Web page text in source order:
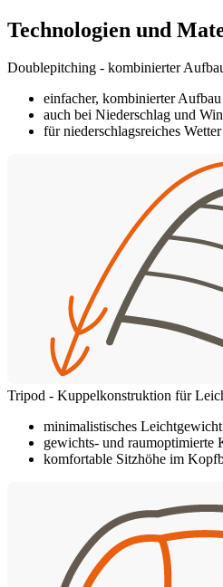
Technologien und
Doublepitching - kombinierter
einfacher, kombinierter
auch bei Niederschlag und
für niederschlagsreiches
Tripod - Kuppelkonstruktion für
minimalistisches
gewichts- und raumoptimierte
komfortable Sitzhöhe im